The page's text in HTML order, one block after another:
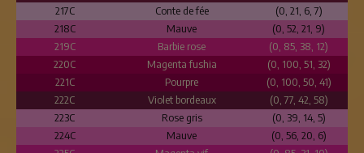
217C
Conte de fée
(0, 21, 6, 7)
218C
Mauve
(0, 52, 21, 9)
219C
Barbie rose
(0, 85, 38, 12)
220C
Magenta fushia
(0, 100, 51, 32)
221C
Pourpre
(0, 100, 50, 41)
222C
Violet bordeaux
(0, 77, 42, 58)
223C
Rose gris
(0, 39, 14, 5)
224C
Mauve
(0, 56, 20, 6)